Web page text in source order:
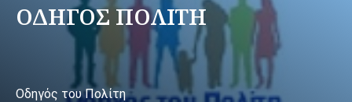
ΟΔΗΓΟΣ ΠΟΛΙΤΗ
Οδηγός του Πολίτη